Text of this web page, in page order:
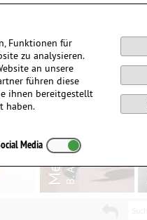
Funktionen für
zu analysieren.
an unsere
führen diese
ihnen bereitgestellt
haben.
Media